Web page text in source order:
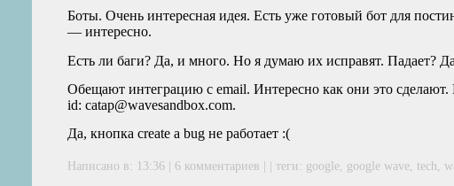
Боты. Очень интересная идея. Есть уже готовый бот для
— интересно.
Есть ли баги? Да, и много. Но я думаю их исправят. Падает?
Обещают интеграцию с email. Интересно как они это
id: catap@wavesandbox.com.
Да, кнопка create a bug не работает :(
Написано в: 13:36 | 6 комментариев | | теги: google google wave tech ,